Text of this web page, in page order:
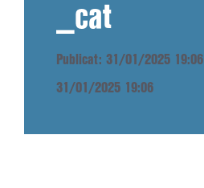
_cat
Publicat: 31/01/2025 19:06
31/01/2025 19:06